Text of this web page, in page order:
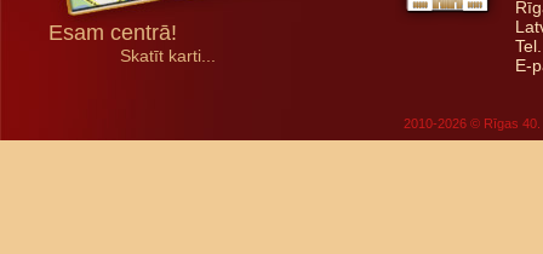
Esam centrā!
Skatīt karti...
E-
2010-2026 © Rīgas